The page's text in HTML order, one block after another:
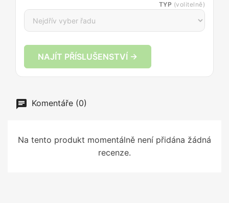
TYP (volitelně)
NAJÍT PŘÍSLUŠENSTVÍ →
Komentáře (0)
Na tento produkt momentálně není přidána žádná
recenze.